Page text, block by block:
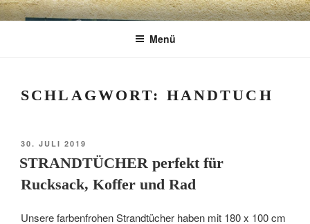
Zum
InhaltCHARME
Geschenkartikel & Kunstobjekte in Bad
Menü
SCHLAGWORT: HANDTUCH
VERÖFFENTLICHT
30. JULI 2019
STRANDTÜCHER perfekt für
Rucksack, Koffer und Rad
Unsere farbenfrohen Strandtücher haben mit 180 x 100 cm